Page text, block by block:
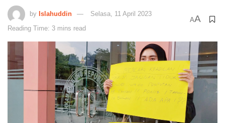
by Islahuddin
Selasa, 11 April 2023
Reading Time: 3 mins read
AA